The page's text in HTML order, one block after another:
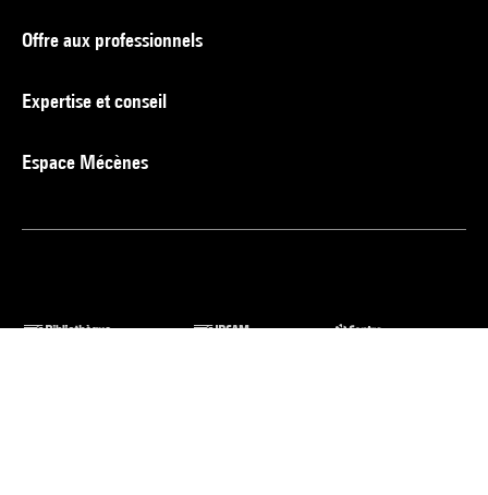
Offre aux professionnels
Expertise et conseil
Espace Mécènes